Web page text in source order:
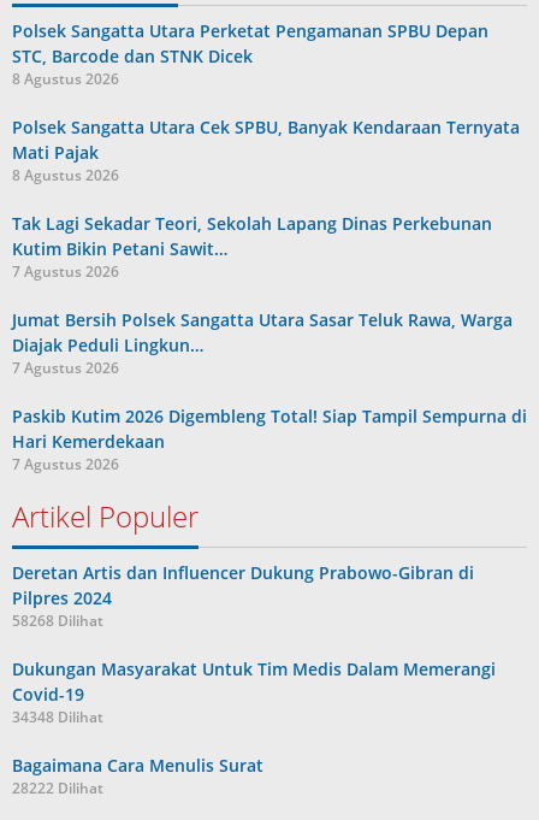
Polsek Sangatta Utara Perketat Pengamanan SPBU Depan
STC, Barcode dan STNK Dicek
8 Agustus 2026
Polsek Sangatta Utara Cek SPBU, Banyak Kendaraan Ternyata
Mati Pajak
8 Agustus 2026
Tak Lagi Sekadar Teori, Sekolah Lapang Dinas Perkebunan
Kutim Bikin Petani Sawit…
7 Agustus 2026
Jumat Bersih Polsek Sangatta Utara Sasar Teluk Rawa, Warga
Diajak Peduli Lingkun…
7 Agustus 2026
Paskib Kutim 2026 Digembleng Total! Siap Tampil Sempurna di
Hari Kemerdekaan
7 Agustus 2026
Artikel Populer
Deretan Artis dan Influencer Dukung Prabowo-Gibran di
Pilpres 2024
58268 Dilihat
Dukungan Masyarakat Untuk Tim Medis Dalam Memerangi
Covid-19
34348 Dilihat
Bagaimana Cara Menulis Surat
28222 Dilihat